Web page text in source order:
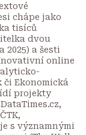
chápe jako
tisíců
dvou
2025) a šesti
online
Ekonomická
projekty
s významnými